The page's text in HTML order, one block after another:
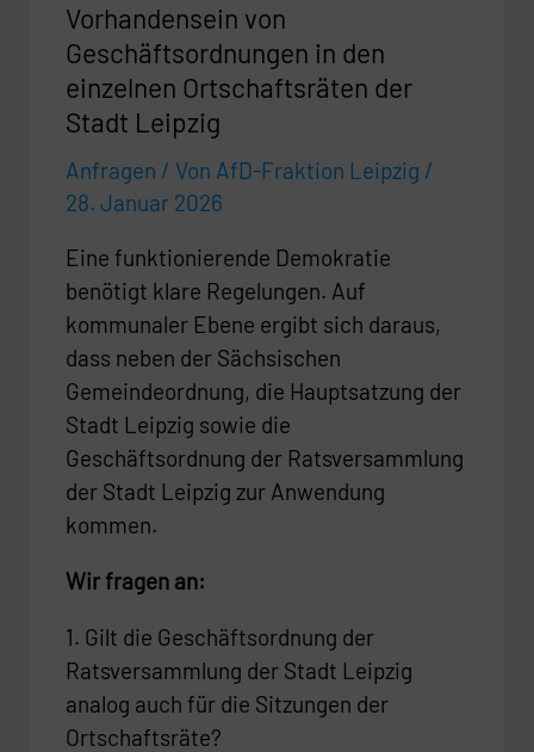
Vorhandensein von
Geschäftsordnungen in den
einzelnen Ortschaftsräten der
Stadt Leipzig
Anfragen / Von AfD-Fraktion Leipzig /
28. Januar 2026
Eine funktionierende Demokratie
benötigt klare Regelungen. Auf
kommunaler Ebene ergibt sich daraus,
dass neben der Sächsischen
Gemeindeordnung, die Hauptsatzung der
Stadt Leipzig sowie die
Geschäftsordnung der Ratsversammlung
der Stadt Leipzig zur Anwendung
kommen.
Wir fragen an:
1. Gilt die Geschäftsordnung der
Ratsversammlung der Stadt Leipzig
analog auch für die Sitzungen der
Ortschaftsräte?
Leipzig